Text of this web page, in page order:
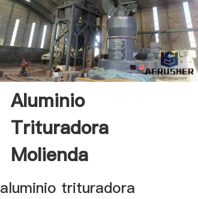
Aluminio
Trituradora
Molienda
aluminio trituradora